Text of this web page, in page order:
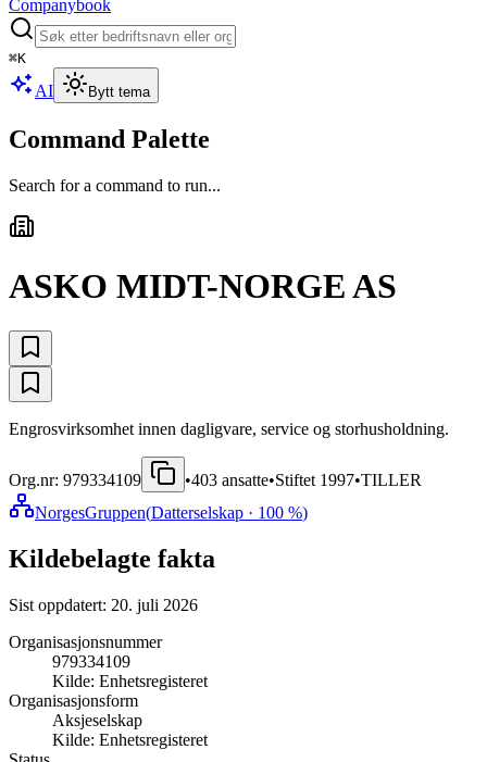
Companybook
⌘K
AI Bytt tema
Command Palette
Search for a command to run...
ASKO MIDT-NORGE AS
Engrosvirksomhet innen dagligvare, service og storhusholdning.
Org.nr: 979334109 •403 ansatte•Stiftet 1997•TILLER
NorgesGruppen(Datterselskap · 100 %)
Kildebelagte fakta
Sist oppdatert: 20. juli 2026
Organisasjonsnummer
979334109
Kilde: Enhetsregisteret
Organisasjonsform
Aksjeselskap
Kilde: Enhetsregisteret